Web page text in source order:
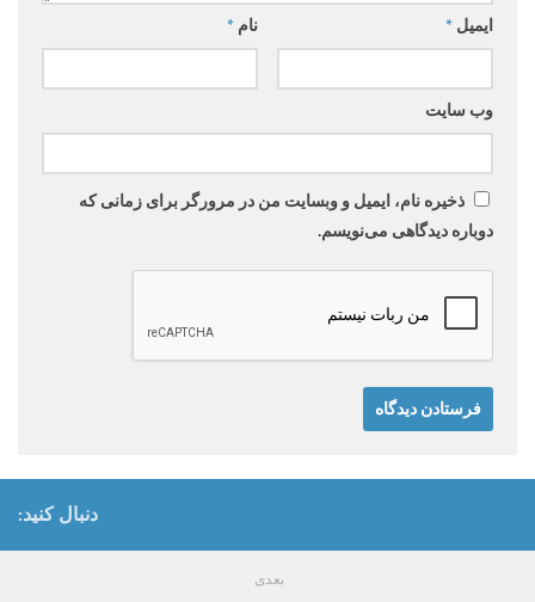
نام * ایمیل *
وب‌ سایت
ذخیره نام، ایمیل و وبسایت من در مرورگر برای زمانی که
دوباره دیدگاهی می‌نویسم.
دنبال کنید:
بعدی